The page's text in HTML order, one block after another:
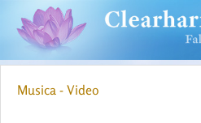
Musica - Video